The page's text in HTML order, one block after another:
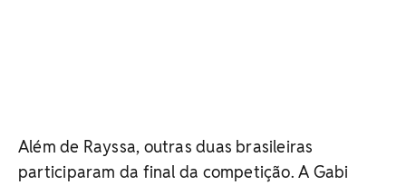
Além de Rayssa, outras duas brasileiras
participaram da final da competição. A Gabi